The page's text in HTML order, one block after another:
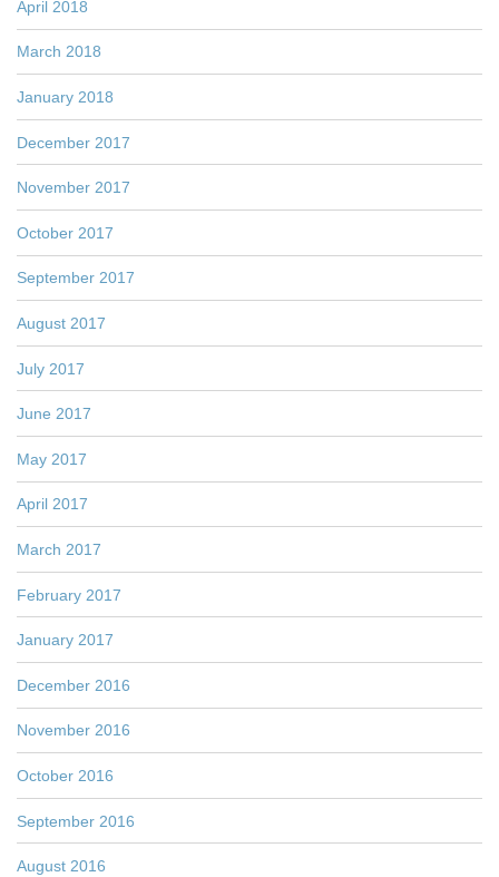
April 2018
March 2018
January 2018
December 2017
November 2017
October 2017
September 2017
August 2017
July 2017
June 2017
May 2017
April 2017
March 2017
February 2017
January 2017
December 2016
November 2016
October 2016
September 2016
August 2016